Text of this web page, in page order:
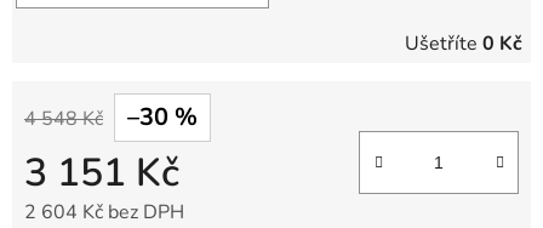
Ušetříte 0 Kč
4 548 Kč –30 %
3 151 Kč
2 604 Kč bez DPH